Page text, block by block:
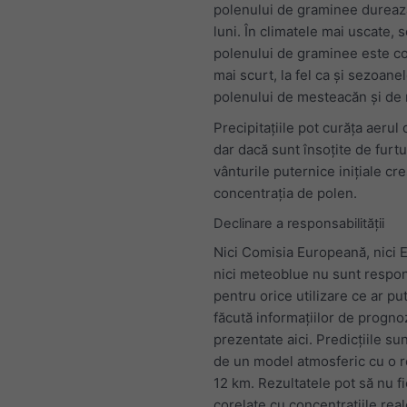
polenului de graminee
luni. În climatele mai uscate,
polenului de graminee este
mai scurt, la fel ca și
polenului de mesteacăn și de
Precipitațiile pot curăța aerul
dar dacă sunt însoțite de
vânturile puternice inițiale
concentrația de polen.
Declinare a responsabilității
Nici Comisia Europeană, nici
nici meteoblue nu sunt
pentru orice utilizare ce ar
făcută informațiilor de
prezentate aici. Predicțiile
de un model atmosferic cu o
12 km. Rezultatele pot să nu